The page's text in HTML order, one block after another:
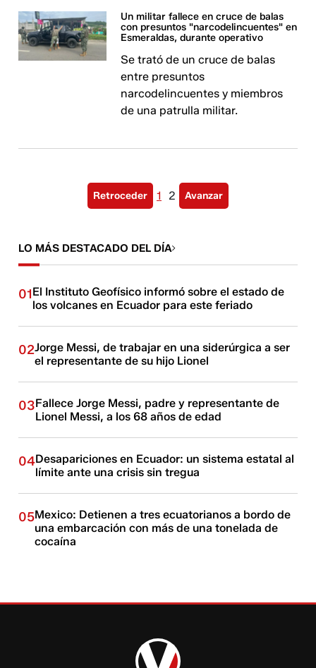
Un militar fallece en cruce de balas
con presuntos "narcodelincuentes" en
Esmeraldas, durante operativo
Se trató de un cruce de balas
entre presuntos
narcodelincuentes y miembros
de una patrulla militar.
Retroceder 1 2 Avanzar
LO MÁS DESTACADO DEL DÍA
01El Instituto Geofísico informó sobre el estado de
los volcanes en Ecuador para este feriado
02Jorge Messi, de trabajar en una siderúrgica a ser
el representante de su hijo Lionel
03Fallece Jorge Messi, padre y representante de
Lionel Messi, a los 68 años de edad
04Desapariciones en Ecuador: un sistema estatal al
límite ante una crisis sin tregua
05Mexico: Detienen a tres ecuatorianos a bordo de
una embarcación con más de una tonelada de
cocaína